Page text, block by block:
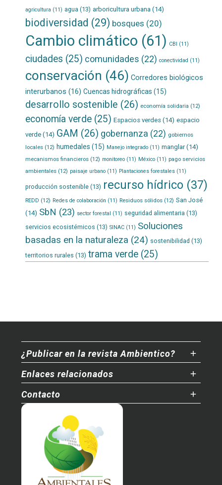
agricultura (11) agua (13) arboricultura urbana(14)
biodiversidad (29) bosques (20)
Cambio climático (61) CBI (11)
ciudades (25) comunidades (22) conectividad (11)
conservación (46) Corredores biológicos
interurbanos (16) Cuencas hidrográficas (15)
desarrollo sostenible (26) economía solidaria (12)
economía verde(25) Espacios verdes(14) espacio
verde(14) GAM (26) gobernanza (22) gobiernos
locales(12) humedales (15) Manejo integrado(11) manglar(14)
mecanismos financieros(12) monitoreo(11) México(11) pago servicios
ambientales(12) paisaje urbano(11) Plantaciones forestales(11)
producción sostenible(13) recurso hídrico(37)
REDD (12) Redes de colaboración (11) Residuos sólidos(12) San José
(14) SbN (23) sector forestal (11) seguridad alimentaria (13)
servicios ecosistémicos (13) SINAC(11) Soluciones
basadas en la naturaleza (24) sostenibilidad (13)
territorios rurales (13) trama verde(25)
¿Publicar en la revista Ambientico?
Enlaces relacionados
Contacto